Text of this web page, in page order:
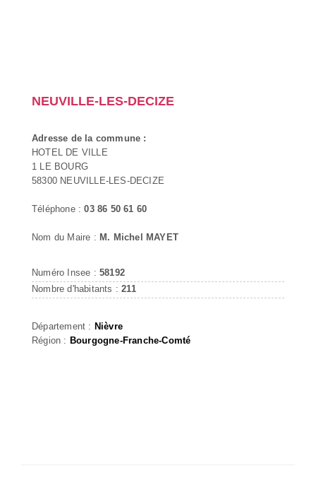
NEUVILLE-LES-DECIZE
Adresse de la commune :
HOTEL DE VILLE
1 LE BOURG
58300 NEUVILLE-LES-DECIZE
Téléphone :03 86 50 61 60
Nom du Maire : M. Michel MAYET
Numéro Insee : 58192
Nombre d'habitants :211
Département : Nièvre
Région : Bourgogne-Franche-Comté